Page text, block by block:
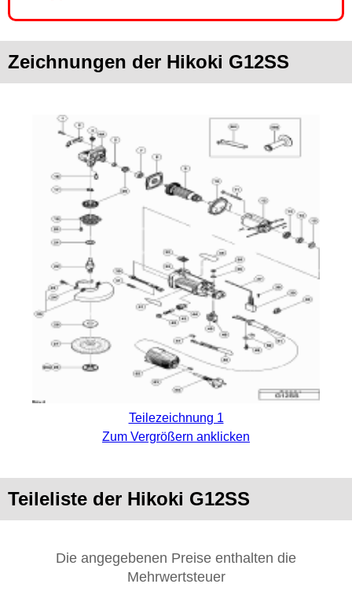
Zeichnungen der Hikoki G12SS
Teilezeichnung 1
Zum Vergrößern anklicken
Teileliste der Hikoki G12SS
Die angegebenen Preise enthalten die
Mehrwertsteuer